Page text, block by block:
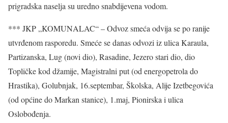
prigradska naselja su uredno snabdijevena vodom.
*** JKP „KOMUNALAC“ – Odvoz smeća odvija se po ranije
utvrđenom rasporedu. Smeće se danas odvozi iz ulica Karaula,
Partizanska, Lug (novi dio), Rasadine, Jezero stari dio, dio
Topličke kod džamije, Magistralni put (od energopetrola do
Hrastika), Golubnjak, 16.septembar, Školska, Alije Izetbegovića
(od općine do Markan stanice), 1.maj, Pionirska i ulica
Oslobođenja.